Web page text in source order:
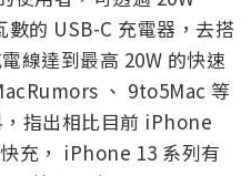
數的 USB-C 充電器，去搭
線達到最高 20W 的快速
、 9to5Mac 等
指出相比目前 iPhone
充， iPhone 13 系列有